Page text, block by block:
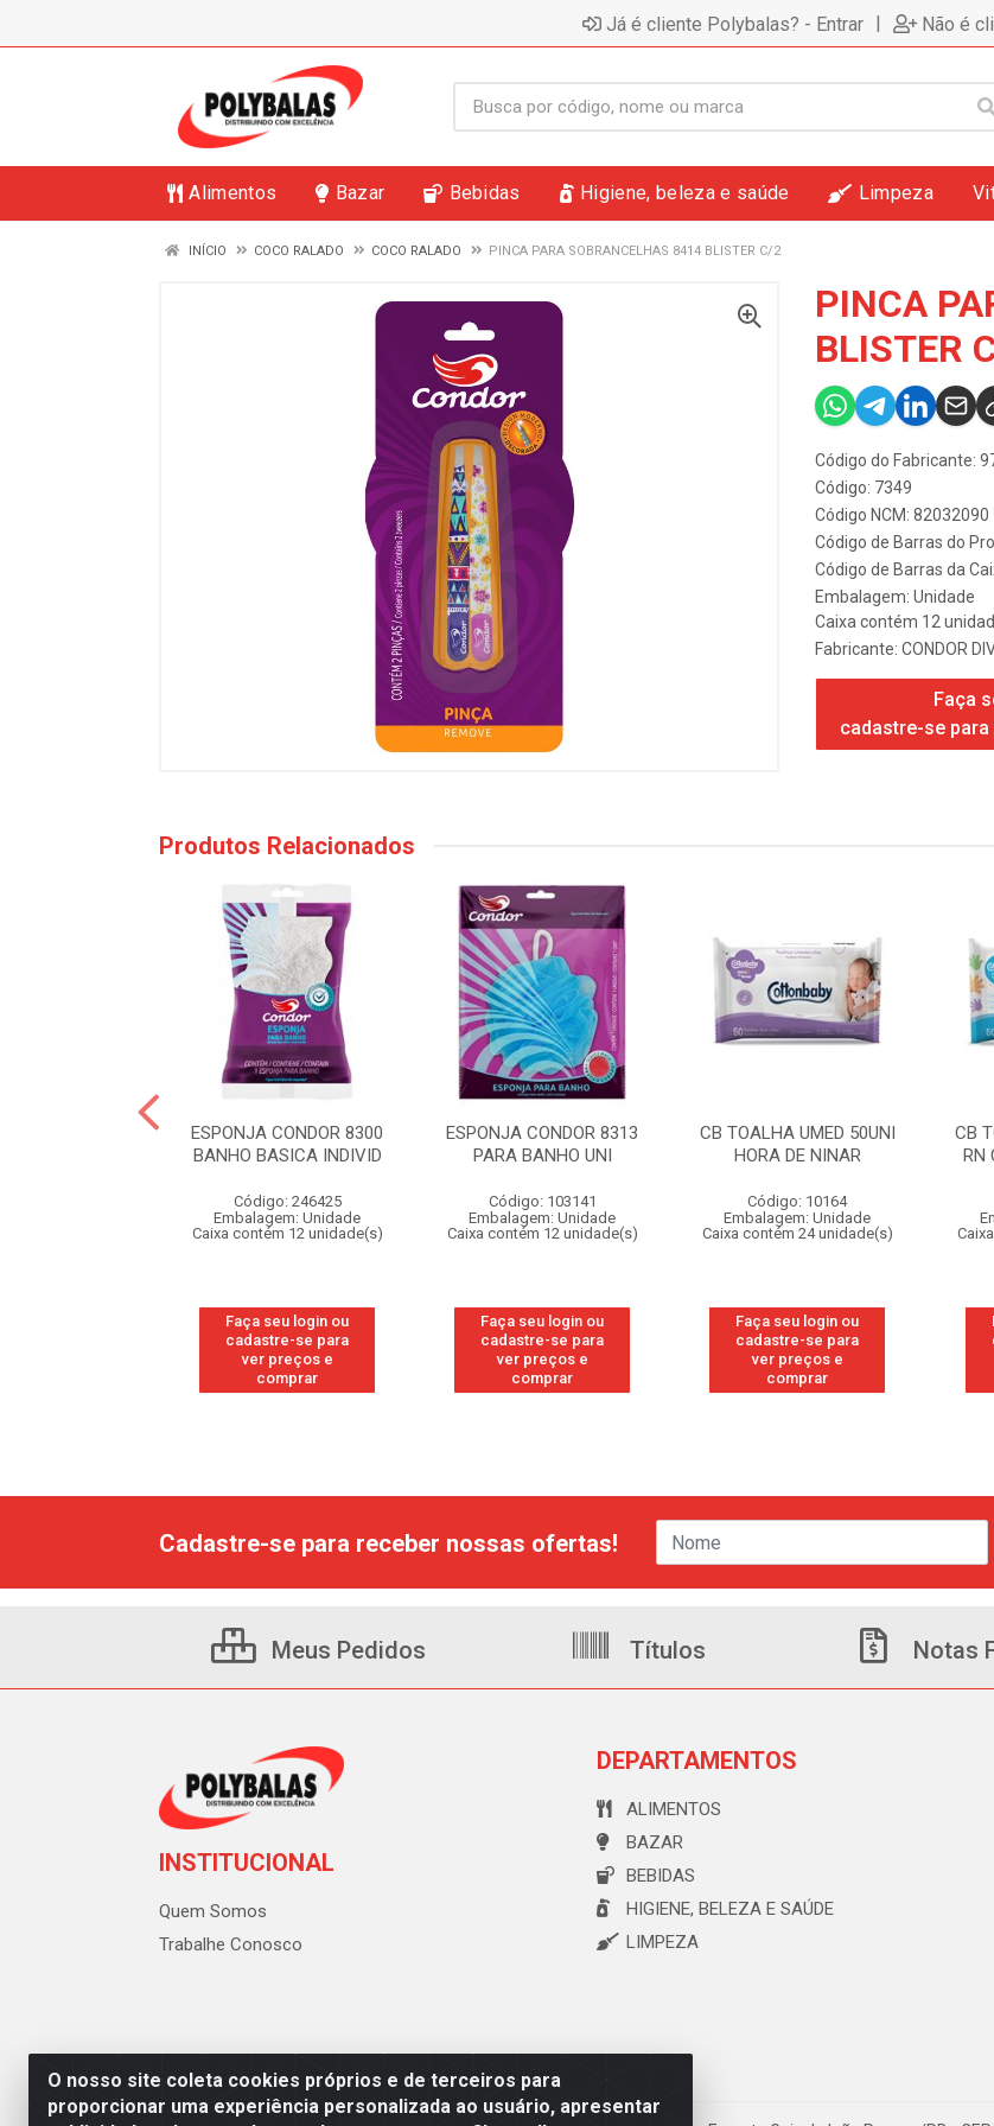
Já é cliente Polybalas? - Entrar | Não é
Alimentos Bazar Bebidas Higiene, beleza e saúde Limpeza
INÍCIO COCO RALADO COCO RALADO PINCA PARA SOBRANCELHAS 8414 BLISTER C/2
PINCA
BLISTER
Código do Fabricante:
Código: 7349
Código NCM: 82032090
Código de Barras do
Código de Barras da
Embalagem: Unidade
Caixa contém 12
Fabricante: CONDOR
Faça
cadastre-se
Produtos Relacionados
ESPONJA CONDOR 8300
BANHO BASICA INDIVID
Código: 246425
Embalagem: Unidade
Caixa contém 12 unidade(s)
Faça seu login ou
cadastre-se para
ver preços e
comprar
ESPONJA CONDOR 8313
PARA BANHO UNI
Código: 103141
Embalagem: Unidade
Caixa contém 12 unidade(s)
Faça seu login ou
cadastre-se para
ver preços e
comprar
CB TOALHA UMED 50UNI
HORA DE NINAR
Código: 10164
Embalagem: Unidade
Caixa contém 24 unidade(s)
Faça seu login ou
cadastre-se para
ver preços e
comprar
CB
RN
O nosso site coleta cookies próprios e de terceiros para
proporcionar uma experiência personalizada ao usuário, apresentar
Cadastre-se para receber nossas ofertas!
Meus Pedidos Títulos Notas
INSTITUCIONAL
Quem Somos
Trabalhe Conosco
DEPARTAMENTOS
ALIMENTOS
BAZAR
BEBIDAS
HIGIENE, BELEZA E SAÚDE
LIMPEZA